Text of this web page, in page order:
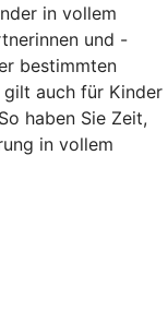
in vollem
und -
bestimmten
gilt auch für Kinder
haben Sie Zeit,
in vollem